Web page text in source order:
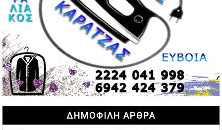
στον νέο πολιτικό φορέα Τσίπρα
02/05/2026 | 17:01
Αταμάν: Κανείς δεν έχει δικαίωμα να μιλά για τον πρόεδρο
και την οικογένειά του
02/05/2026 | 15:59
Μαρινάκης: Ο Ανδρουλάκης υπαναχώρησε στις
συμφωνίες για τις Ανεξάρτητες Αρχές
02/05/2026 | 09:36
Ψηφιακός έλεγχος στην αγορά: QR code για πωλήσεις
καπνικών και αλκοόλ σε 88.000 σημεία
02/05/2026 | 06:26
ΔΗΜΟΦΙΛΗ ΑΡΘΡΑ